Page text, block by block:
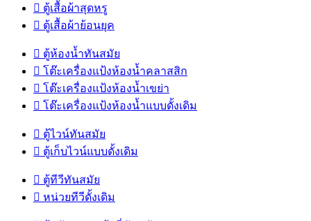
 ตู้เสื้อผ้าสุดหรู
 ตู้เสื้อผ้าย้อนยุค
 ตู้ห้องน้ำทันสมัย
 โต๊ะเครื่องแป้งห้องน้ำคลาสสิก
 โต๊ะเครื่องแป้งห้องน้ำเขย่า
 โต๊ะเครื่องแป้งห้องน้ำแบบดั้งเดิม
 ตู้ไวน์ทันสมัย
 ตู้เก็บไวน์แบบดั้งเดิม
 ตู้ทีวีทันสมัย
 หน่วยทีวีดั้งเดิม